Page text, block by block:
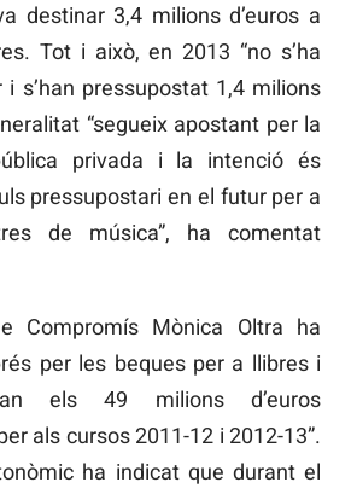
destinar 3,4 milions d’euros a
Tot i això, en 2013 “no s’ha
s’han pressupostat 1,4 milions
“segueix apostant per la
privada i la intenció és
pressupostari en el futur per a
de música”, ha comentat
Compromís Mònica Oltra ha
per les beques per a llibres i
els 49 milions d’euros
als cursos 2011-12 i 2012-13”.
ha indicat que durant el